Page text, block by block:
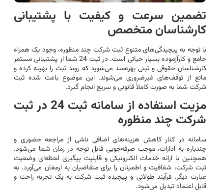
تضمین سرعت و کیفیت با پشتیبانی
کارشناسان متخصص
با توجه به پیچیدگی‌های متنوع ثبت شرکت چند منظوره، وجود یک همراه
جامع و کارآزموده بسیار حیاتی است. در ثبت 24 شما از پشتیبانی مستمر
کارشناسان حقوقی و ثبتی بهره‌مند می‌شوید که روند ثبت را بهینه کرده و
مانع از توقف‌های غیرضروری می‌شوند. این موضوع باعث شده ثبت
شرکت شما به صورت کاملاً قانونی و سریع انجام گیرد.
مزیت استفاده از سامانه ثبت 24 در ثبت
شرکت چند منظوره
سامانه در کنار کاهش هزینه‌های اضافی ناشی از مراجعه حضوری و
چندباره به ادارات، موجب صرفه‌جویی قابل توجه در زمان شما می‌شود.
همچنین با ارائه خدمات الکترونیکی و قابلیت پیگیری لحظه‌ای وضعیت
ثبت شرکت، شفافیت و اطمینان را برای متقاضیان به ارمغان می‌آورد. به
عبارت دیگر، فرآیند طولانی و پیچیده ثبت شرکت به یک تجربه راحت و
قابل اعتماد تبدیل می‌شود.